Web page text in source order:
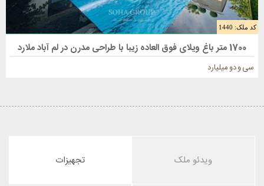
کد ملک: 1440
فروش باغ ویلا 1700 متری در ملارد 1700 متر باغ ویلای فوق العاده زیبا با طراحی مدرن در لم آباد ملارد
سی و دو میلیارد
تجهیزات ویدئو ملک